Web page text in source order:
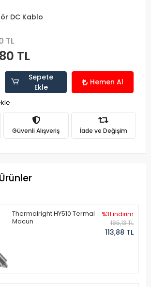
DC Kablo
TL
TL
Sepete
Ekle
Hemen Al
Güvenli Alışveriş İade ve Değişim
Thermalright HY510 Termal
Macun
%31 indirim
165,13 TL
113,88 TL